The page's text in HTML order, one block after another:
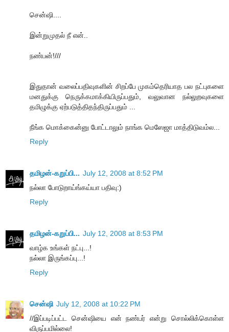
சென்ஷி....
இன்றுமுதல் நீ என்..
நண்பன்!///
இதுதான் வலைப்பதிவுகளின் சிறப்பே முகம்தெரியாத பல நட்புகளை
மனதுக்கு நெருக்கமாக்கியிருப்பதும், வலுவான நல்லுறவுகளை
தமிழுக்கு ஏற்படுத்திதந்திருப்பதும் ...
நீங்க மொக்கைன்னு போட்டாலும் நாங்க மெஸேஜா மாத்திடுவம்ல...
Reply
தமிழன்-கறுப்பி... July 12, 2008 at 8:52 PM
நல்லா போடுறாய்ங்கய்யா பதிவு:)
Reply
தமிழன்-கறுப்பி... July 12, 2008 at 8:53 PM
வாழ்க உங்கள் நட்பு...!
நல்லா இருங்கப்பு...!
Reply
சென்ஷி July 12, 2008 at 10:22 PM
//இப்படிப்பட்ட சென்ஷியை என் நண்பர் என்று சொல்லிக்கொள்ள
விருப்பமில்லை!